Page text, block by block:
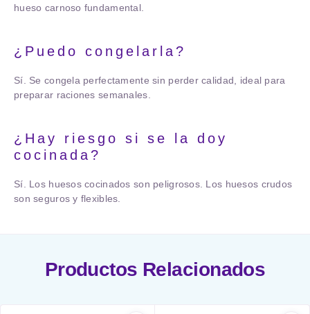
hueso carnoso fundamental.
¿Puedo congelarla?
Sí. Se congela perfectamente sin perder calidad, ideal para
preparar raciones semanales.
¿Hay riesgo si se la doy
cocinada?
Sí. Los huesos cocinados son peligrosos. Los huesos crudos
son seguros y flexibles.
Productos Relacionados